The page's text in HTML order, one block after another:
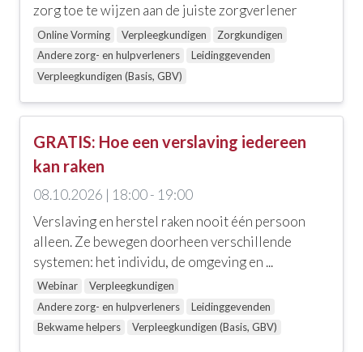
Ouderenzorg
Zorgtechniek, wondzorg en andere skills
EHBO en levensreddend handelen
Palliatieve zorgen
Doelgroep
Alle doelgroepen
Andere zorg- en hulpverleners
Leidinggevenden
Sociale dienstverlening
Verpleegkundigen
zorg toe te wijzen aan de juiste zorgverlener
Online Vorming Verpleegkundigen
Zorgkundigen
Andere zorg- en hulpverleners
Leidinggevenden
Verpleegkundigen (Basis, GBV)
GRATIS: Hoe een verslaving iedereen
kan raken
08.10.2026 | 18:00 - 19:00
Verslaving en herstel raken nooit één persoon
alleen. Ze bewegen doorheen verschillende
systemen: het individu, de omgeving en ...
Webinar
Verpleegkundigen
Andere zorg- en hulpverleners
Leidinggevenden
Bekwame helpers
Verpleegkundigen (Basis, GBV)